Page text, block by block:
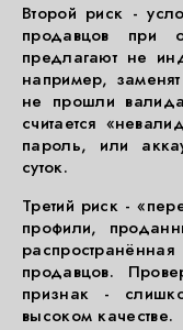
Второй риск -
продавцов при
предлагают не
например,
не прошли
считается
пароль, или
суток.
Третий риск -
профили,
продавцов.
признак -
высоком качестве.